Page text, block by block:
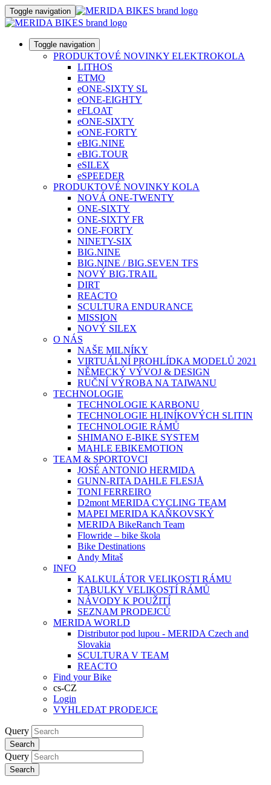
Toggle navigation
Toggle navigation
PRODUKTOVÉ NOVINKY ELEKTROKOLA
LITHOS
ETMO
eONE-SIXTY SL
eONE-EIGHTY
eFLOAT
eONE-SIXTY
eONE-FORTY
eBIG.NINE
eBIG.TOUR
eSILEX
eSPEEDER
PRODUKTOVÉ NOVINKY KOLA
NOVÁ ONE-TWENTY
ONE-SIXTY
ONE-SIXTY FR
ONE-FORTY
NINETY-SIX
BIG.NINE
BIG.NINE / BIG.SEVEN TFS
NOVÝ BIG.TRAIL
DIRT
REACTO
SCULTURA ENDURANCE
MISSION
NOVÝ SILEX
O NÁS
NAŠE MILNÍKY
VIRTUÁLNÍ PROHLÍDKA MODELŮ 2021
NĚMECKÝ VÝVOJ & DESIGN
RUČNÍ VÝROBA NA TAIWANU
TECHNOLOGIE
TECHNOLOGIE KARBONU
TECHNOLOGIE HLINÍKOVÝCH SLITIN
TECHNOLOGIE RÁMŮ
SHIMANO E-BIKE SYSTEM
MAHLE EBIKEMOTION
TEAM & SPORTOVCI
JOSÉ ANTONIO HERMIDA
GUNN-RITA DAHLE FLESJÅ
TONI FERREIRO
D2mont MERIDA CYCLING TEAM
MAPEI MERIDA KAŇKOVSKÝ
MERIDA BikeRanch Team
Flowride – bike škola
Bike Destinations
Andy Mitaš
INFO
KALKULÁTOR VELIKOSTI RÁMU
TABULKY VELIKOSTÍ RÁMŮ
NÁVODY K POUŽITÍ
SEZNAM PRODEJCŮ
MERIDA WORLD
Distributor pod lupou - MERIDA Czech and
Slovakia
SCULTURA V TEAM
REACTO
Find your Bike
cs-CZ
Login
VYHLEDAT PRODEJCE
Query
Search
Query
Search